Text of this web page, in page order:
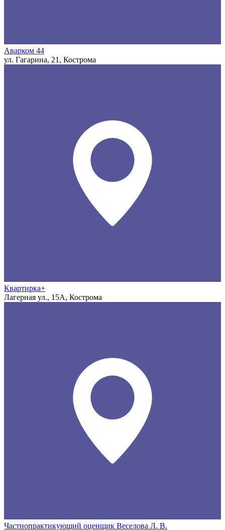
Аварком 44
ул. Гагарина, 21, Кострома
Квартирка+
Лагерная ул., 15А, Кострома
Частнопрактикующий оценщик Веселова Л. В.